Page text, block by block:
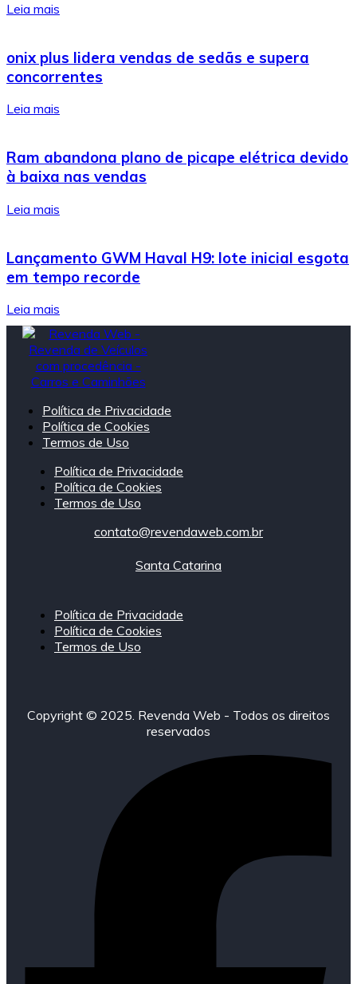
Leia mais
onix plus lidera vendas de sedãs e supera
concorrentes
Leia mais
Ram abandona plano de picape elétrica devido
à baixa nas vendas
Leia mais
Lançamento GWM Haval H9: lote inicial esgota
em tempo recorde
Leia mais
Política de Privacidade
Política de Cookies
Termos de Uso
Política de Privacidade
Política de Cookies
Termos de Uso
contato@revendaweb.com.br
Santa Catarina
Política de Privacidade
Política de Cookies
Termos de Uso
Copyright © 2025. Revenda Web - Todos os direitos
reservados